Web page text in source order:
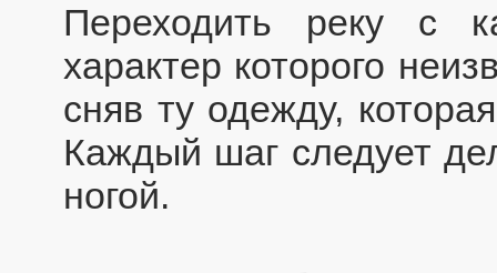
Переходить реку с
характер которого
сняв ту одежду,
Каждый шаг следует
ногой.